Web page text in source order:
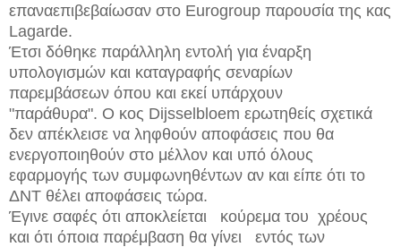
επαναεπιβεβαίωσαν στο Eurogroup παρουσία της κας
Lagarde.
Έτσι δόθηκε παράλληλη εντολή για έναρξη
υπολογισμών και καταγραφής σεναρίων
παρεμβάσεων όπου και εκεί υπάρχουν
"παράθυρα". Ο κος Dijsselbloem ερωτηθείς σχετικά
δεν απέκλεισε να ληφθούν αποφάσεις που θα
ενεργοποιηθούν στο μέλλον και υπό όλους
εφαρμογής των συμφωνηθέντων αν και είπε ότι το
ΔΝΤ θέλει αποφάσεις τώρα.
Έγινε σαφές ότι αποκλείεται κούρεμα του χρέους
και ότι όποια παρέμβαση θα γίνει εντός των